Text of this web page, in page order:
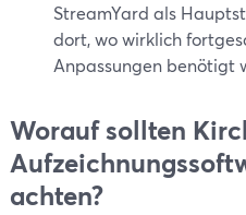
StreamYard als
dort, wo wirklich
Anpassungen benötigt
Worauf sollten
achten?